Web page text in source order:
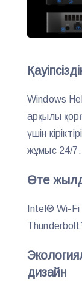
Windows
арқылы
үшін
жұмыс 24/7.
Өте
Intel® Wi-
дизайн